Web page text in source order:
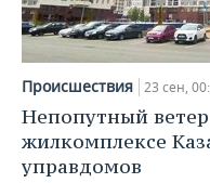
Происшествия 23 сен,
Непопутный
жилкомплексе
управдомов